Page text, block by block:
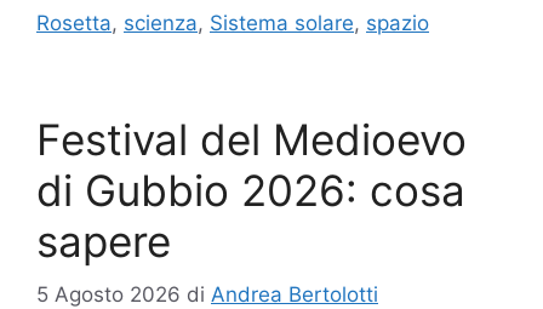
Rosetta, scienza, Sistema solare, spazio
Festival del Medioevo
di Gubbio 2026: cosa
sapere
5 Agosto 2026 di Andrea Bertolotti